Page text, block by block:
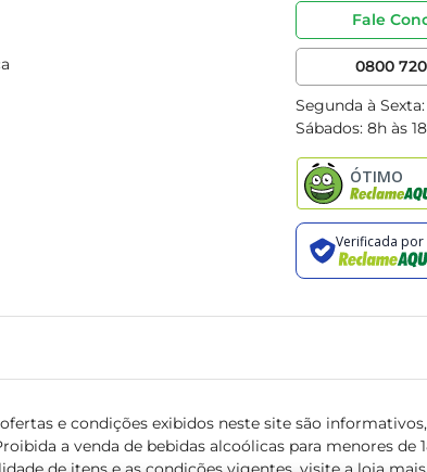
Fale
0800 720
Segunda à
Sábados: 8h às
e condições exibidos neste site são
a venda de bebidas alcoólicas para menores de